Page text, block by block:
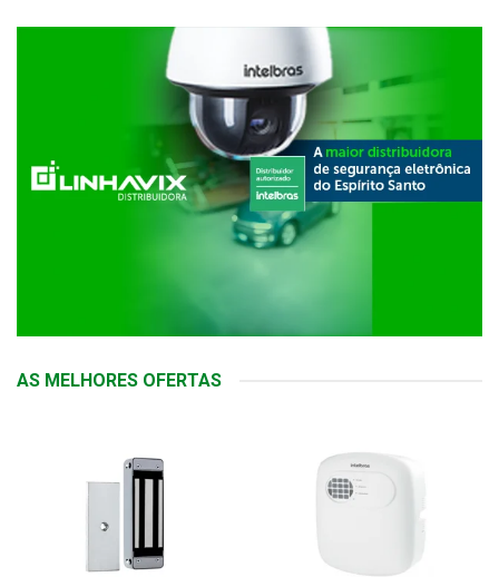
AS MELHORES OFERTAS